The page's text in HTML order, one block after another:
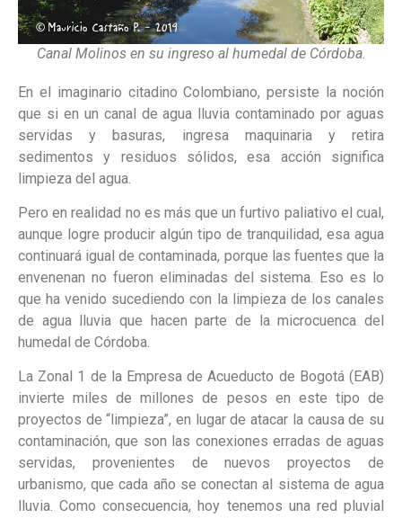
Canal Molinos en su ingreso al humedal de Córdoba.
En el imaginario citadino Colombiano, persiste la noción
que si en un canal de agua lluvia contaminado por aguas
servidas y basuras, ingresa maquinaria y retira
sedimentos y residuos sólidos, esa acción significa
limpieza del agua.
Pero en realidad no es más que un furtivo paliativo el cual,
aunque logre producir algún tipo de tranquilidad, esa agua
continuará igual de contaminada, porque las fuentes que la
envenenan no fueron eliminadas del sistema. Eso es lo
que ha venido sucediendo con la limpieza de los canales
de agua lluvia que hacen parte de la microcuenca del
humedal de Córdoba.
La Zonal 1 de la Empresa de Acueducto de Bogotá (EAB)
invierte miles de millones de pesos en este tipo de
proyectos de “limpieza”, en lugar de atacar la causa de su
contaminación, que son las conexiones erradas de aguas
servidas, provenientes de nuevos proyectos de
urbanismo, que cada año se conectan al sistema de agua
lluvia. Como consecuencia, hoy tenemos una red pluvial